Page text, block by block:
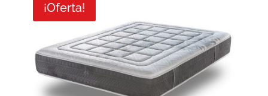
¡Oferta!